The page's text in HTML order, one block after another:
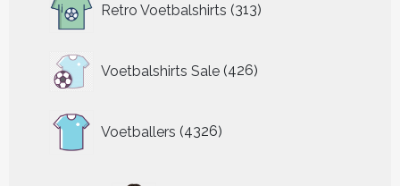
Retro Voetbalshirts 313
producten
Voetbalshirts Sale 426
426
producten
Voetballers 4326
producten